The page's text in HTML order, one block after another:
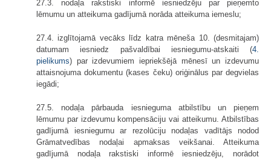
27.3. nodaļa rakstiski informē iesniedzēju par pieņemto
lēmumu un atteikuma gadījumā norāda atteikuma iemeslu;
27.4. izglītojamā vecāks līdz katra mēneša 10. (desmitajam)
datumam iesniedz pašvaldībai iesniegumu-atskaiti (4.
pielikums) par izdevumiem iepriekšējā mēnesī un izdevumu
attaisnojuma dokumentu (kases čeku) oriģinālus par degvielas
iegādi;
27.5. nodaļa pārbauda iesnieguma atbilstību un pieņem
lēmumu par izdevumu kompensāciju vai atteikumu. Atbilstības
gadījumā iesniegumu ar rezolūciju nodaļas vadītājs nodod
Grāmatvedības nodaļai apmaksas veikšanai. Atteikuma
gadījumā nodaļa rakstiski informē iesniedzēju, norādot